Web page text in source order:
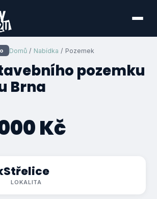
Domů / Nabídka / Pozemek
pozemku
Brna
Kč
Střelice
LOKALITA